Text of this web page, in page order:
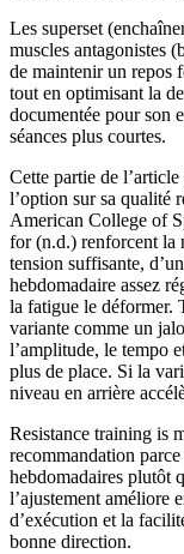
Les superset
muscles antagonistes
de maintenir un repos
tout en optimisant la
documentée pour son
séances plus courtes.
Cette partie de
l’option sur sa qualité
American College of
for (n.d.) renforcent la
tension suffisante,
hebdomadaire assez
la fatigue le déformer.
variante comme un
l’amplitude, le tempo
plus de place. Si la
niveau en arrière
Resistance training is
recommandation
hebdomadaires plutôt
l’ajustement améliore
d’exécution et la
bonne direction.